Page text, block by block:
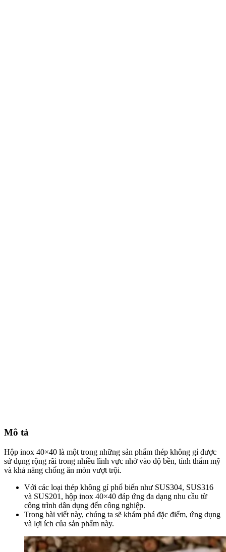
Mô tả
Hộp inox 40×40 là một trong những sản phẩm thép không gỉ được
sử dụng rộng rãi trong nhiều lĩnh vực nhờ vào độ bền, tính thẩm mỹ
và khả năng chống ăn mòn vượt trội.
Với các loại thép không gỉ phổ biến như SUS304, SUS316
và SUS201, hộp inox 40×40 đáp ứng đa dạng nhu cầu từ
công trình dân dụng đến công nghiệp.
Trong bài viết này, chúng ta sẽ khám phá đặc điểm, ứng dụng
và lợi ích của sản phẩm này.